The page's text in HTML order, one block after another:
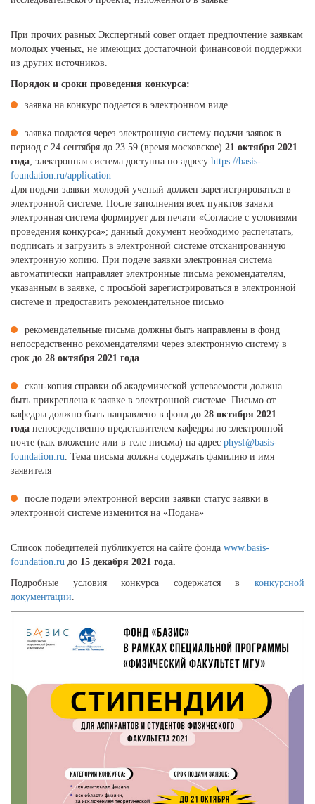
При прочих равных Экспертный совет отдает предпочтение заявкам
молодых ученых, не имеющих достаточной финансовой поддержки
из других источников.
Порядок и сроки проведения конкурса:
заявка на конкурс подается в электронном виде
заявка подается через электронную систему подачи заявок в
период с 24 сентября до 23.59 (время московское) 21 октября 2021
года; электронная система доступна по адресу https://basis-
foundation.ru/application
Для подачи заявки молодой ученый должен зарегистрироваться в
электронной системе. После заполнения всех пунктов заявки
электронная система формирует для печати «Согласие с условиями
проведения конкурса»; данный документ необходимо распечатать,
подписать и загрузить в электронной системе отсканированную
электронную копию. При подаче заявки электронная система
автоматически направляет электронные письма рекомендателям,
указанным в заявке, с просьбой зарегистрироваться в электронной
системе и предоставить рекомендательное письмо
рекомендательные письма должны быть направлены в фонд
непосредственно рекомендателями через электронную систему в
срок до 28 октября 2021 года
скан-копия справки об академической успеваемости должна
быть прикреплена к заявке в электронной системе. Письмо от
кафедры должно быть направлено в фонд до 28 октября 2021
года непосредственно представителем кафедры по электронной
почте (как вложение или в теле письма) на адрес physf@basis-
foundation.ru. Тема письма должна содержать фамилию и имя
заявителя
после подачи электронной версии заявки статус заявки в
электронной системе изменится на «Подана»
Список победителей публикуется на сайте фонда www.basis-
foundation.ru до 15 декабря 2021 года.
Подробные условия конкурса содержатся в конкурсной
документации.